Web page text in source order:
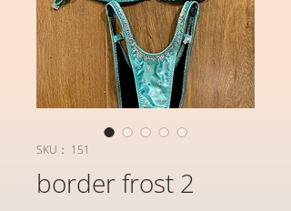
SKU： 151
border frost 2